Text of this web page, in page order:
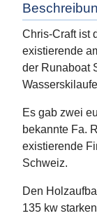
Chris-Craft ist
existierende
der Runaboat
Es gab zwei
bekannte Fa.
existierende
Schweiz.
Den
135 kw